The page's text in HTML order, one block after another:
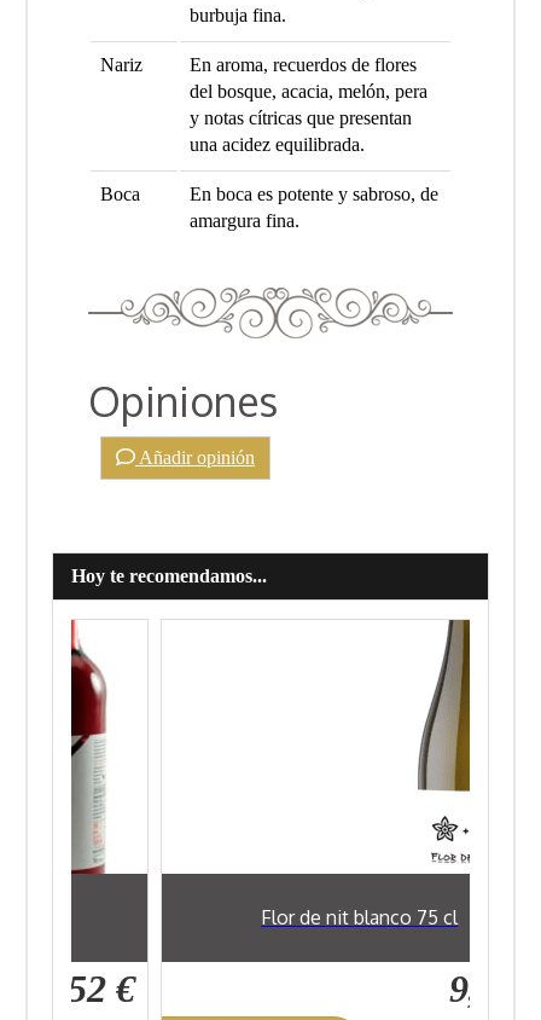
burbuja fina.
Nariz
En aroma, recuerdos de flores
del bosque, acacia, melón, pera
y notas cítricas que presentan
una acidez equilibrada.
Boca
En boca es potente y sabroso, de
amargura fina.
Opiniones
Añadir opinión
Hoy te recomendamos...
7,52 €
Flor de nit blanco 75 cl
9,89 €